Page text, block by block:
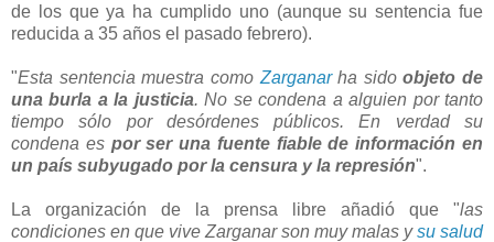
de los que ya ha cumplido uno (aunque su sentencia fue
reducida a 35 años el pasado febrero).
"Esta sentencia muestra como Zarganarha sidoobjeto de
una burla a la justicia. No se condena a alguien por tanto
tiempo sólo por desórdenes públicos. En verdad su
condena es por ser una fuente fiable de información en
un país subyugado por la censura y la represión".
La organización de la prensa libre añadió que "las
condiciones en que vive Zarganar son muy malas ysu salud